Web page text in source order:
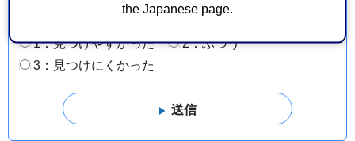
the Japanese page.
このページの情報は見つけやすかったですか？
1：見つけやすかった
2：ふつう
3：見つけにくかった